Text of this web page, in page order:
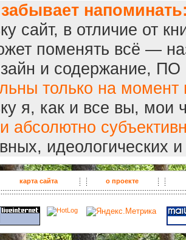
сайт, в отличие от
поменять всё —
и содержание, ПО
только на момент
я, как и все вы, мои
абсолютно
идеологических
карта сайта о проекте